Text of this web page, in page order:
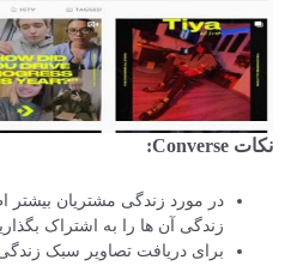
نکات Converse
:
در مورد زندگی مشتریان بیشتر
زندگی آن ها را به اشتراک
برای دریافت تصاویر سبک